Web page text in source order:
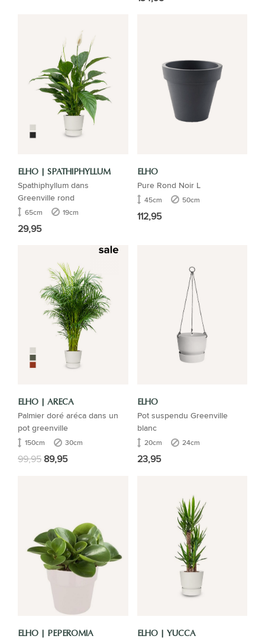
ELHO | SPATHIPHYLLUM
Spathiphyllum dans
Greenville rond
65cm 19cm
29,95
ELHO
Pure Rond Noir L
45cm 50cm
112,95
ELHO | ARECA
Palmier doré aréca dans un
pot greenville
150cm 30cm
99,95 89,95
ELHO
Pot suspendu Greenville
blanc
20cm 24cm
23,95
ELHO | PEPEROMIA ELHO | YUCCA